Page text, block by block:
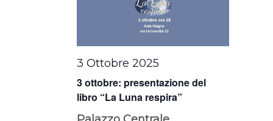
3 ottobre: presentazione del
libro “La Luna respira”
3 Ottobre 2025